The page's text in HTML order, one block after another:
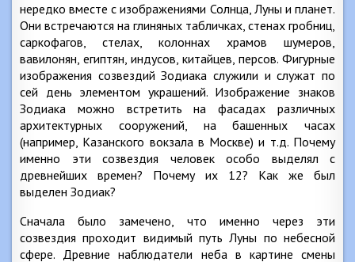
нередко вместе с изображениями Солнца, Луны и планет.
Они встречаются на глиняных табличках, стенах гробниц,
саркофагов, стелах, колоннах храмов шумеров,
вавилонян, египтян, индусов, китайцев, персов. Фигурные
изображения созвездий Зодиака служили и служат по
сей день элементом украшений. Изображение знаков
Зодиака можно встретить на фасадах различных
архитектурных сооружений, на башенных часах
(например, Казанского вокзала в Москве) и т.д. Почему
именно эти созвездия человек особо выделял с
древнейших времен? Почему их 12? Как же был
выделен Зодиак?
Сначала было замечено, что именно через эти
созвездия проходит видимый путь Луны по небесной
сфере. Древние наблюдатели неба в картине смены